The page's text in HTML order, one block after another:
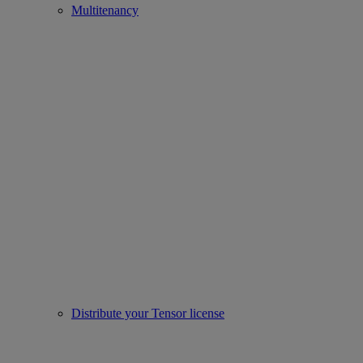
Multitenancy
Distribute your Tensor license